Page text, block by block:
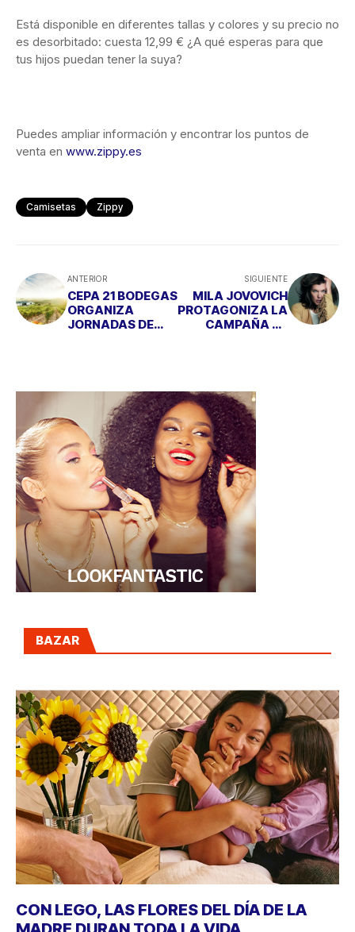
Está disponible en diferentes tallas y colores y su precio no
es desorbitado: cuesta 12,99 € ¿A qué esperas para que
tus hijos puedan tener la suya?
Puedes ampliar información y encontrar los puntos de
venta en www.zippy.es
Camisetas Zippy
ANTERIOR
CEPA 21 BODEGAS
ORGANIZA
JORNADAS DE
SIGUIENTE
MILA JOVOVICH
PROTAGONIZA LA
CAMPAÑA DE
BAZAR
CON LEGO, LAS FLORES DEL DÍA DE LA